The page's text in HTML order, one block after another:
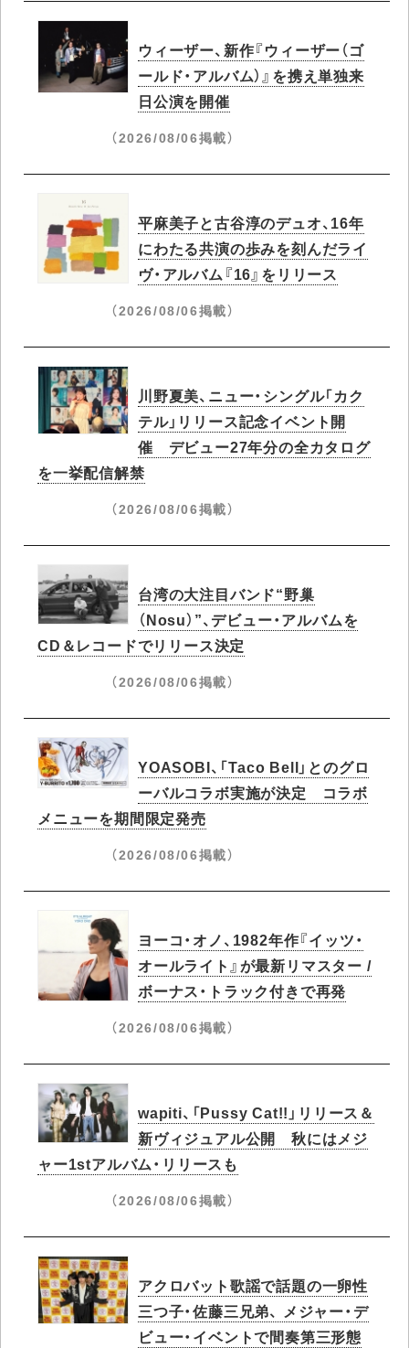
ウィーザー、新作『ウィーザー（ゴ
ールド・アルバム）』を携え単独来
日公演を開催
（2026/08/06掲載）
平麻美子と古谷淳のデュオ、16年
にわたる共演の歩みを刻んだライ
ヴ・アルバム『16』をリリース
（2026/08/06掲載）
川野夏美、ニュー・シングル「カク
テル」リリース記念イベント開
催 デビュー27年分の全カタログ
を一挙配信解禁
（2026/08/06掲載）
台湾の大注目バンド“野巢
（Nosu）”、デビュー・アルバムを
CD＆レコードでリリース決定
（2026/08/06掲載）
YOASOBI、「Taco Bell」とのグロ
ーバルコラボ実施が決定 コラボ
メニューを期間限定発売
（2026/08/06掲載）
ヨーコ・オノ、1982年作『イッツ・
オールライト』が最新リマスター /
ボーナス・トラック付きで再発
（2026/08/06掲載）
wapiti、「Pussy Cat!!」リリース＆
新ヴィジュアル公開 秋にはメジ
ャー1stアルバム・リリースも
（2026/08/06掲載）
アクロバット歌謡で話題の一卵性
三つ子・佐藤三兄弟、 メジャー・デ
ビュー・イベントで間奏第三形態